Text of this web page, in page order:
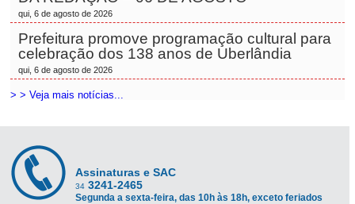
qui, 6 de agosto de 2026
Prefeitura promove programação cultural para
celebração dos 138 anos de Uberlândia
qui, 6 de agosto de 2026
> > Veja mais notícias...
Assinaturas e SAC
34 3241-2465
Segunda a sexta-feira, das 10h às 18h, exceto feriados